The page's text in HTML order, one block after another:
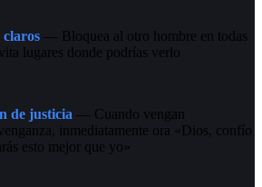
claros — Bloquea al otro hombre en todas
lugares donde podrías verlo
de justicia — Cuando vengan
inmediatamente ora «Dios, confío
esto mejor que yo»